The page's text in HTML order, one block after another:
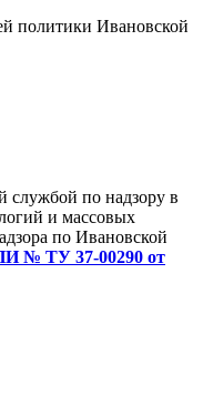
политики Ивановской
службой по надзору в
и массовых
по Ивановской
№ ТУ 37-00290 от